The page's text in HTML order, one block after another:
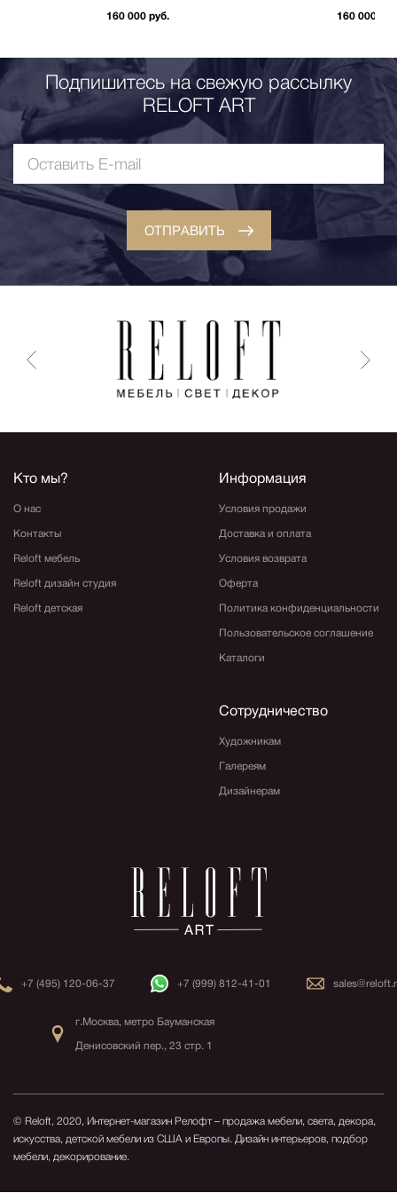
160 000 руб. 160 000
Подпишитесь на свежую рассылку
RELOFT ART
ОТПРАВИТЬ
Кто мы?
О нас
Контакты
Reloft мебель
Reloft дизайн студия
Reloft детская
Информация
Условия продажи
Доставка и оплата
Условия возврата
Оферта
Политика конфиденциальности
Пользовательское соглашение
Каталоги
Сотрудничество
Художникам
Галереям
Дизайнерам
+7 (495) 120-06-37 +7 (999) 812-41-01
г.Москва, метро Бауманская
Денисовский пер., 23 стр. 1
© Reloft, 2020, Интернет-магазин Релофт – продажа мебели, света, декора,
искусства, детской мебели из США и Европы. Дизайн интерьеров, подбор
мебели, декорирование.